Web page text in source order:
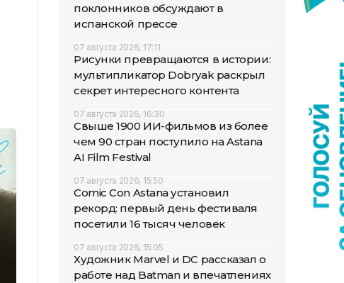
поклонников обсуждают в
испанской прессе
07 августа 2026, 17:11
Рисунки превращаются в истории:
мультипликатор Dobryak раскрыл
секрет интересного контента
07 августа 2026, 16:30
Свыше 1900 ИИ-фильмов из более
чем 90 стран поступило на Astana
AI Film Festival
07 августа 2026, 15:50
Comic Con Astana установил
рекорд: первый день фестиваля
посетили 16 тысяч человек
07 августа 2026, 15:05
Художник Marvel и DC рассказал о
работе над Batman и впечатлениях